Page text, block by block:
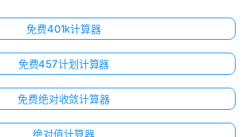
免费401k计算器
免费457计划计算器
免费绝对收敛计算器
绝对值计算器